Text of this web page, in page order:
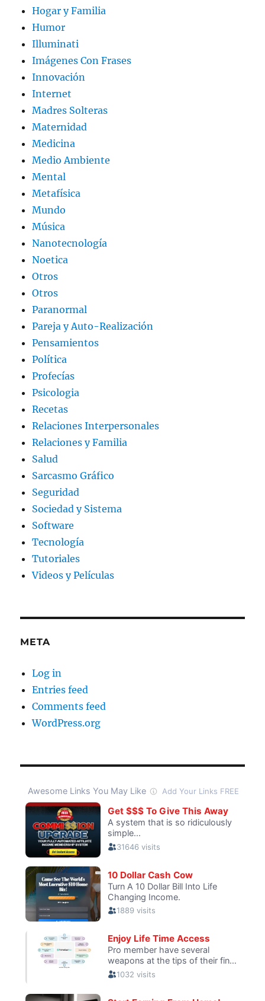
Hogar y Familia
Humor
Illuminati
Imágenes Con Frases
Innovación
Internet
Madres Solteras
Maternidad
Medicina
Medio Ambiente
Mental
Metafísica
Mundo
Música
Nanotecnología
Noetica
Otros
Otros
Paranormal
Pareja y Auto-Realización
Pensamientos
Política
Profecías
Psicologia
Recetas
Relaciones Interpersonales
Relaciones y Familia
Salud
Sarcasmo Gráfico
Seguridad
Sociedad y Sistema
Software
Tecnología
Tutoriales
Videos y Películas
META
Log in
Entries feed
Comments feed
WordPress.org